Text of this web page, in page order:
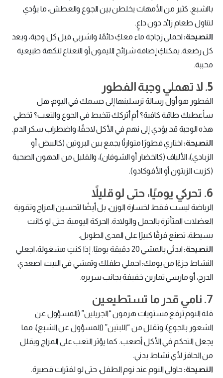
بالشبع. كثير من الأمهات يخلطن بين الجوع والعطش، ما يؤدي
لتناول طعام زائد دون داعٍ.
النصيحة: احملي زجاجة ماء معكِ دائمًا، واشربي قبل كل وجبة، وبعد
كل رضعة. يمكنكِ إضافة شرائح الليمون أو النعناع لنكهة طبيعية
محببة.
5. لا تهملي وجبة الفطور
الفطور هو أول رسالة ترسلينها إلى جسمك في اليوم: هل
سأعطيك طاقة كافية؟ أم أتركك تتخبط في الجوع والتعب؟ تخطي
هذه الوجبة قد يؤدي إلى نهم في الأكل لاحقًا، واضطراب سكر الدم.
النصيحة: اختاري فطورًا متوازنًا يجمع بين البروتين (كالبيض أو
الزبادي)، الألياف (كالخضار أو الشوفان)، والقليل من الدهون الصحية
(كزيت الزيتون أو الأفوكادو).
6. تحركي يوميًا، حتى لو قليلاً
الرياضة ليست فقط لخسارة الوزن، بل أيضًا لتحسين المزاج وتقوية
العضلات المتأثرة بالحمل والولادة. الحركة اليومية، حتى لو كانت
بسيطة، تصنع فرقًا كبيرًا على المدى الطويل.
النصيحة:
ابدئي بالمشي 20 دقيقة يوميًا. إذا كنتِ مشغولة، اجعلي
النشاط جزءًا من يومك: احملي طفلك وتمشي في البيت، اصعدي
الدرج، أو مارسي تمارين خفيفة بجانب سريره.
7. نامي قدر ما تستطيعين
قلة النوم ترفع مستويات هرمون “الجريلين” (المسؤول عن
الشعور بالجوع)، وتقلل من “اللبتين” (المسؤول عن الشبع)، مما
يجعل التحكم في الأكل أصعب. كما يؤثر التعب على المزاج ويقلل
من الحافز لأي نشاط بدني.
النصيحة: حاولي النوم عند نوم الطفل، حتى لو لفترات قصيرة.